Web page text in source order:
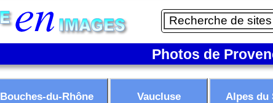
Photos de
Bouches-du-Rhône Vaucluse Alpes du